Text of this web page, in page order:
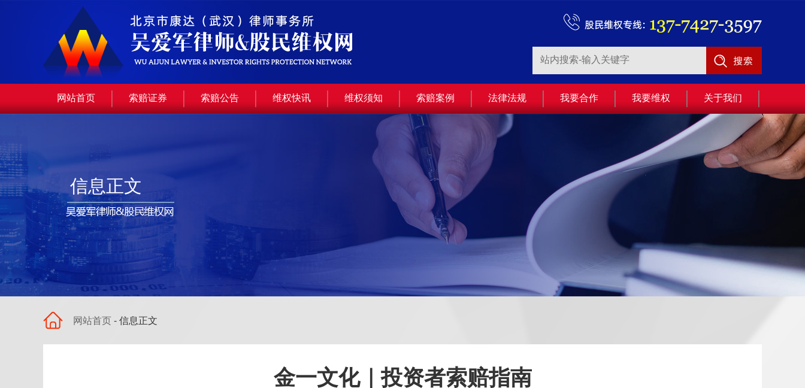
网站首页 索赔证券 索赔公告 维权快讯 维权须知 索赔案例 法律法规 我要合作 我要维权 关于我们
信息正文
网站首页- 信息正文
金一文化｜投资者索赔指南